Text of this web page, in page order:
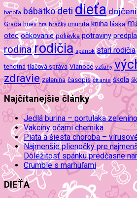
batoľa bábätkodeti dieťa
Grada hnev hra hračky imunita kniha láska
otec očkovanie polievka potraviny
rodinarodičia spánok starí rodičia
tehotná tlačová správa Vianoce vzťahy
zdravie zelenina časopis čítanie škola
Najčítanejšie články
Jedlá burina – portulaka
Vakcíny očami chemika
Piata a šiesta choroba –
Najmenšie plienočky pre
Dôležitosť spánku predčasne
Crumble s marhuľami
DIEŤA